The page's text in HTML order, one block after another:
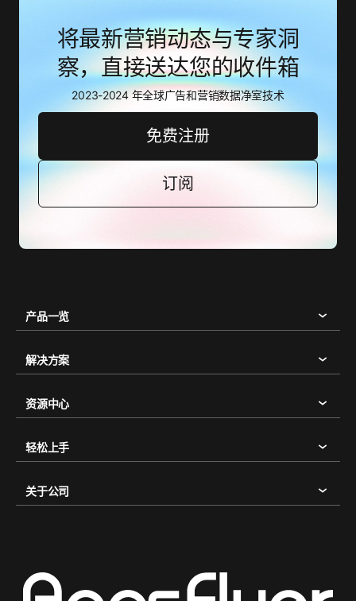
将最新营销动态与专家洞
察，直接送达您的收件箱
2023-2024 年全球广告和营销数据净室技术
免费注册
订阅
产品一览
解决方案
资源中心
轻松上手
关于公司